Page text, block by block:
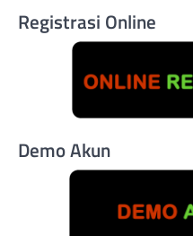
Registrasi Online
Demo Akun